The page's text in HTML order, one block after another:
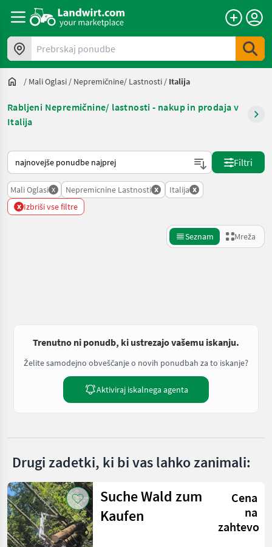
Prebrskaj ponudbe
/ Mali Oglasi / Nepremičnine/ Lastnosti / Italija
Rabljeni Nepremičnine/ lastnosti - nakup in prodaja v
Italija
Tako je razvrščeno na Landwirt.com
Filtri
Mali Oglasi x Nepremicnine Lastnosti x Italija x
x Izbriši vse filtre
Seznam Mreža
Trenutno ni ponudb, ki ustrezajo vašemu iskanju.
Želite samodejno obveščanje o novih ponudbah za to iskanje?
Aktiviraj iskalnega agenta
Drugi zadetki, ki bi vas lahko zanimali:
Suche Wald zum
Kaufen
Cena
na
zahtevo